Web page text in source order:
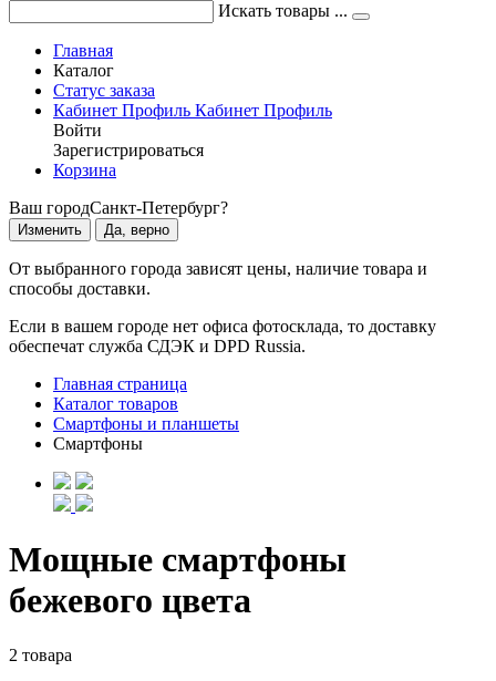
Искать товары ...
Главная
Каталог
Статус заказа
Кабинет Профиль Кабинет Профиль
Войти
Зарегистрироваться
Корзина
Ваш городСанкт-Петербург?
Изменить Да, верно
От выбранного города зависят цены, наличие товара и
способы доставки.
Если в вашем городе нет офиса фотосклада, то доставку
обеспечат служба СДЭК и DPD Russia.
Главная страница
Каталог товаров
Смартфоны и планшеты
Смартфоны
Мощные смартфоны
бежевого цвета
2 товара